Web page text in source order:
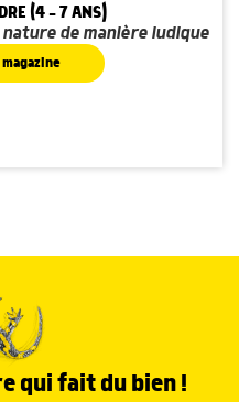
(4 - 7 ANS)
de manière ludique
qui fait du bien !